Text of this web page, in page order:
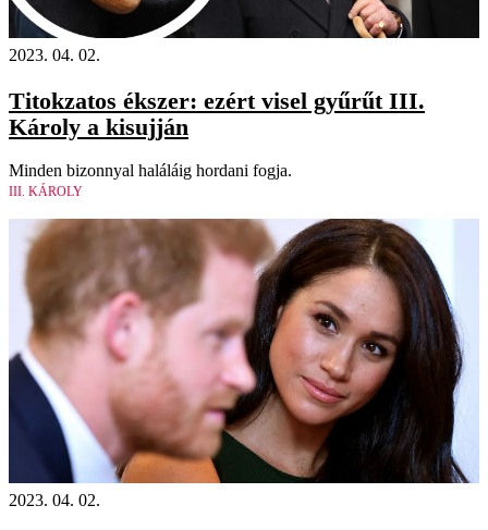
2023. 04. 02.
Titokzatos ékszer: ezért visel gyűrűt III.
Károly a kisujján
Minden bizonnyal haláláig hordani fogja.
III. KÁROLY
2023. 04. 02.